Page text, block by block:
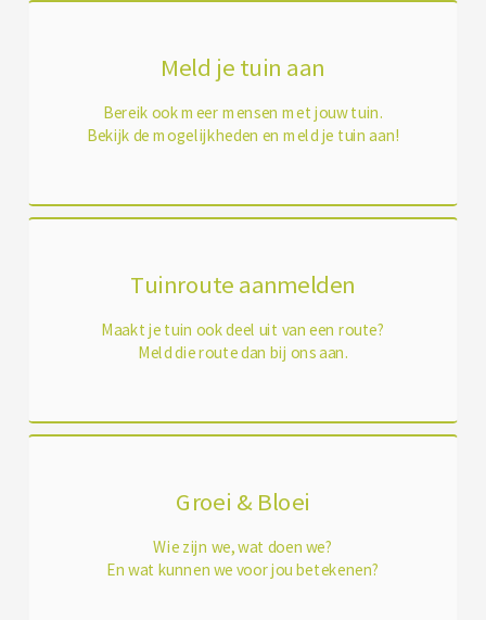
Meld je tuin aan
Bereik ook meer mensen met jouw tuin.
Bekijk de mogelijkheden en meld je tuin aan!
Tuinroute aanmelden
Maakt je tuin ook deel uit van een route?
Meld die route dan bij ons aan.
Groei & Bloei
Wie zijn we, wat doen we?
En wat kunnen we voor jou betekenen?